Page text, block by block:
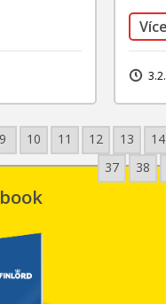
9 10 11 12 13 14
37
38